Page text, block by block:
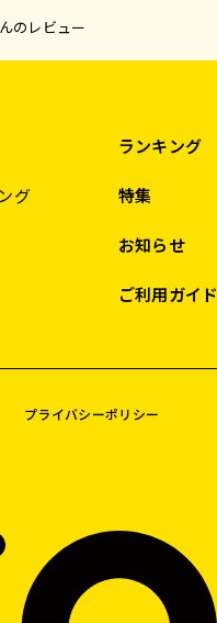
のレビュー
グ
ランキング
特集
お知らせ
ご利用ガイド
プライバシーポリシー